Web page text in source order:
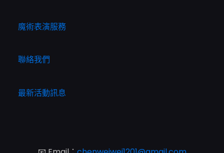
魔術表演服務
聯絡我們
最新活動訊息